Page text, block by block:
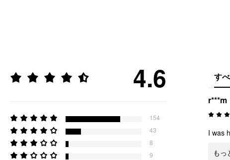
4.6
154
43
8
9
す
r***m
I was
もっ